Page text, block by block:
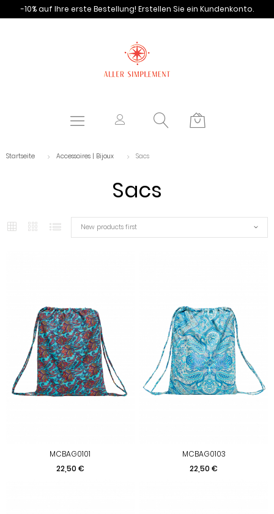
-10% auf Ihre erste Bestellung! Erstellen Sie ein Kundenkonto.
Startseite Accessoires | Bijoux Sacs
Sacs
New products first
MCBAG0101
Preis
22,50 €
MCBAG0103
Preis
22,50 €